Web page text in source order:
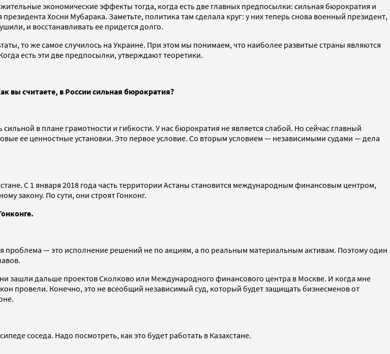
экономические эффекты тогда, когда есть две главных предпосылки: сильная бюрократия и
Хосни Мубарака. Заметьте, политика там сделала круг: у них теперь снова военный президент,
и восстанавливать ее придется долго.
то же самое случилось на Украине. При этом мы понимаем, что наиболее развитые страны являются
есть эти две предпосылки, утверждают теоретики.
вы считаете, в России сильная бюрократия?
в плане грамотности и гибкости. У нас бюрократия не является слабой. Но сейчас главный
ее ценностные установки. Это первое условие. Со вторым условием — независимыми судами — дела
С 1 января 2018 года часть территории Астаны становится международным финансовым центром,
закону. По сути, они строят Гонконг.
— это исполнение решений не по акциям, а по реальным материальным активам. Поэтому один
зашли дальше проектов Сколково или Международного финансового центра в Москве. И когда мне
провели. Конечно, это не всеобщий независимый суд, который будет защищать бизнесменов от
соседа. Надо посмотреть, как это будет работать в Казахстане.